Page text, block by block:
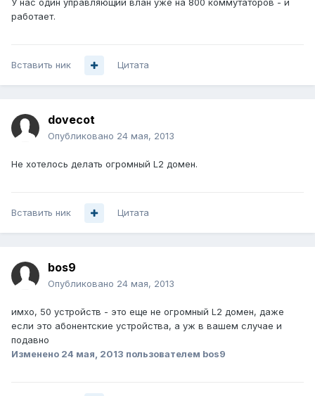
У нас один управляющий влан уже на 800 коммутаторов - и
работает.
Вставить ник Цитата
dovecot
Опубликовано 24 мая, 2013
Не хотелось делать огромный L2 домен.
Вставить ник Цитата
bos9
Опубликовано 24 мая, 2013
имхо, 50 устройств - это еще не огромный L2 домен, даже
если это абонентские устройства, а уж в вашем случае и
подавно
Изменено 24 мая, 2013 пользователем bos9